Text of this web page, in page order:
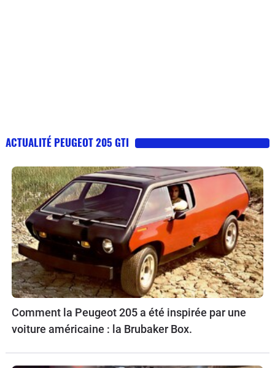
ACTUALITÉ PEUGEOT 205 GTI
Comment la Peugeot 205 a été inspirée par une
voiture américaine : la Brubaker Box.